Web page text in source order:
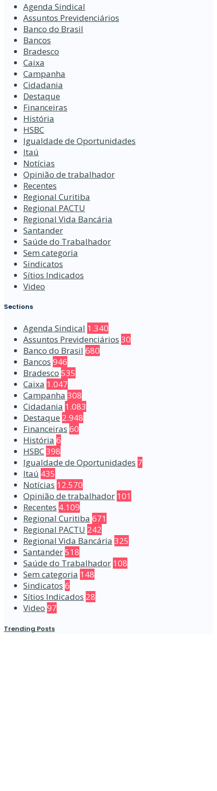
Agenda Sindical
Assuntos Previdenciários
Banco do Brasil
Bancos
Bradesco
Caixa
Campanha
Cidadania
Destaque
Financeiras
História
HSBC
Igualdade de Oportunidades
Itaú
Notícias
Opinião de trabalhador
Recentes
Regional Curitiba
Regional PACTU
Regional Vida Bancária
Santander
Saúde do Trabalhador
Sem categoria
Sindicatos
Sítios Indicados
Video
Sections
Agenda Sindical 1.340
Assuntos Previdenciários 30
Banco do Brasil 680
Bancos 946
Bradesco 535
Caixa 1.047
Campanha 308
Cidadania 1.083
Destaque 2.948
Financeiras 60
História 6
HSBC398
Igualdade de Oportunidades 7
Itaú 435
Notícias 12.570
Opinião de trabalhador 101
Recentes 4.109
Regional Curitiba 671
Regional PACTU 242
Regional Vida Bancária 325
Santander518
Saúde do Trabalhador 108
Sem categoria 148
Sindicatos 6
Sítios Indicados 28
Video 97
Trending Posts